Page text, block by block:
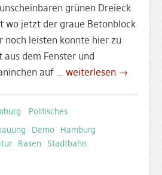
grünen Dreieck
wo jetzt der graue Betonblock
noch leisten konnte hier zu
dem Fenster und
auf … weiterlesen →
Politisches
Demo
Hamburg
Rasen Stadtbahn